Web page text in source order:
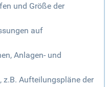
und Größe der
auf
Anlagen- und
z.B. Aufteilungspläne der